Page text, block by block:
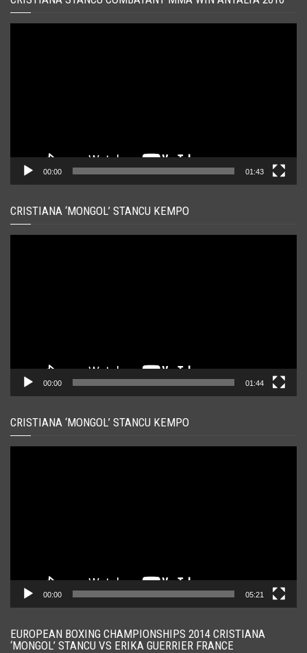
00:00 01:43
CRISTIANA ‘MONGOL’ STANCU KEMPO
00:00 01:44
CRISTIANA ‘MONGOL’ STANCU KEMPO
00:00 05:21
EUROPEAN BOXING CHAMPIONSHIPS 2014 CRISTIANA
‘MONGOL’ STANCU VS ERIKA GUERRIER FRANCE